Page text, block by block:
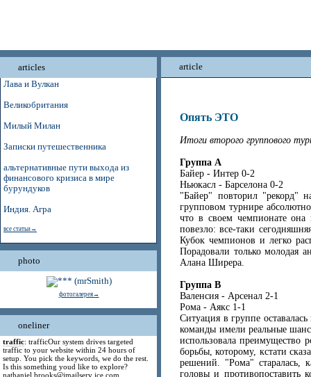
articles
Лава и Вулкан
Великобритания
Милый Милан
Записки путешественника
альтернативные пути выхода из
финансового кризиса в мире
бурундуков
Индия. Агра
все статьи→
photo
фотогалерея→
oneliner
traffic: trafficOur system drives targeted
traffic to your website within 24 hours of
setup. You pick the keywords, we do the rest.
Is this something youd like to explore?
nathaniel.brooks@jmailserv ice.com
article
Опять ЭТО
Итоги второго группового
Группа А
Байер - Интер 0-2
Ньюкасл - Барселона 0-2
"Байер" повторил "рекорд"
групповом турнире
что в своем чемпионате
повезло: все-таки
Кубок чемпионов и легко
Порадовали только молодая
Алана Ширера.
Группа B
Валенсия - Арсенал 2-1
Рома - Аякс 1-1
Ситуация в группе
команды имели реальные
использовала преимущество
борьбы, которому, кстати
решений. "Рома" старалась,
головы и противопоставить